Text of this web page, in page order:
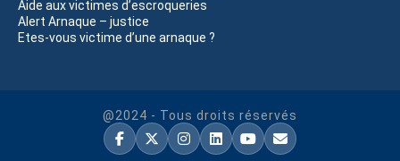
Aide aux victimes d’escroqueries
Alert Arnaque – justice
Etes-vous victime d’une arnaque ?
@2024 - Tous droits réservés